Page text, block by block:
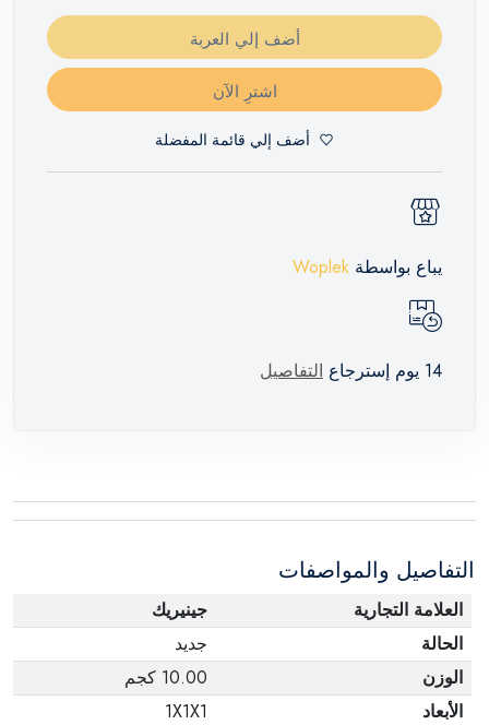
أضف إلي العربة
اشترِ الآن
أضف إلي قائمة المفضلة
يباع بواسطة Woplek
14 يوم إسترجاع التفاصيل
التفاصيل والمواصفات
العلامة التجارية
جينيريك
الحالة
جديد
الوزن
10.00 كجم
الأبعاد
1X1X1